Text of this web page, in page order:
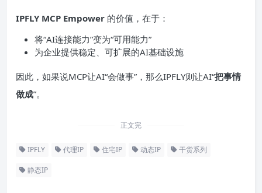
IPFLY MCP Empower 的价值，在于：
将“AI连接能力”变为“可用能力”
为企业提供稳定、可扩展的AI基础设施
因此，如果说MCP让AI“会做事”，那么IPFLY则让AI“把事情
做成”。
正文完
IPFLY 代理IP 住宅IP 动态IP 干货系列
静态IP